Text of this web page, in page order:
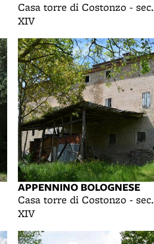
Casa torre di Costonzo - sec.
XIV
APPENNINO BOLOGNESE
Casa torre di Costonzo - sec.
XIV